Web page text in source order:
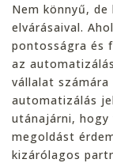
Nem könnyű,
elvárásaival.
pontosságra és
az
vállalat számára
automatizálás
utánajárni, hogy
megoldást
kizárólagos